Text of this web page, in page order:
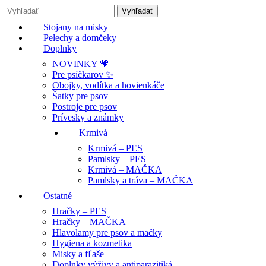
Stojany na misky
Pelechy a domčeky
Doplnky
NOVINKY 💗
Pre psíčkarov ✨
Obojky, vodítka a hovienkáče
Šatky pre psov
Postroje pre psov
Prívesky a známky
Krmivá
Krmivá – PES
Pamlsky – PES
Krmivá – MAČKA
Pamlsky a tráva – MAČKA
Ostatné
Hračky – PES
Hračky – MAČKA
Hlavolamy pre psov a mačky
Hygiena a kozmetika
Misky a fľaše